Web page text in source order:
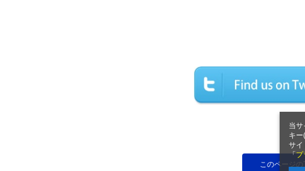
当
キー
サイ
「プ
このページの